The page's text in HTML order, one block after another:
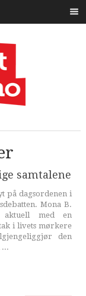
samtalene
på dagsordenen i
Mona B.
med en
i livets mørkere
den